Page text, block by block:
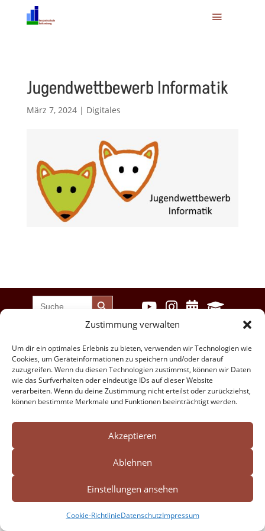
Zustimmung verwalten
Um dir ein optimales Erlebnis zu bieten, verwenden wir Technologien wie
Cookies, um Geräteinformationen zu speichern und/oder darauf
zuzugreifen. Wenn du diesen Technologien zustimmst, können wir Daten
wie das Surfverhalten oder eindeutige IDs auf dieser Website
verarbeiten. Wenn du deine Zustimmung nicht erteilst oder zurückziehst,
können bestimmte Merkmale und Funktionen beeinträchtigt werden.
Akzeptieren
Ablehnen
Einstellungen ansehen
Cookie-RichtlinieDatenschutzImpressum
Jugendwettbewerb Informatik
März 7, 2024| Digitales
Search
for:
Search Button
   
Impressum
Datenschutz
Cookie-Richtlinie (EU)
Barrierefreiheit